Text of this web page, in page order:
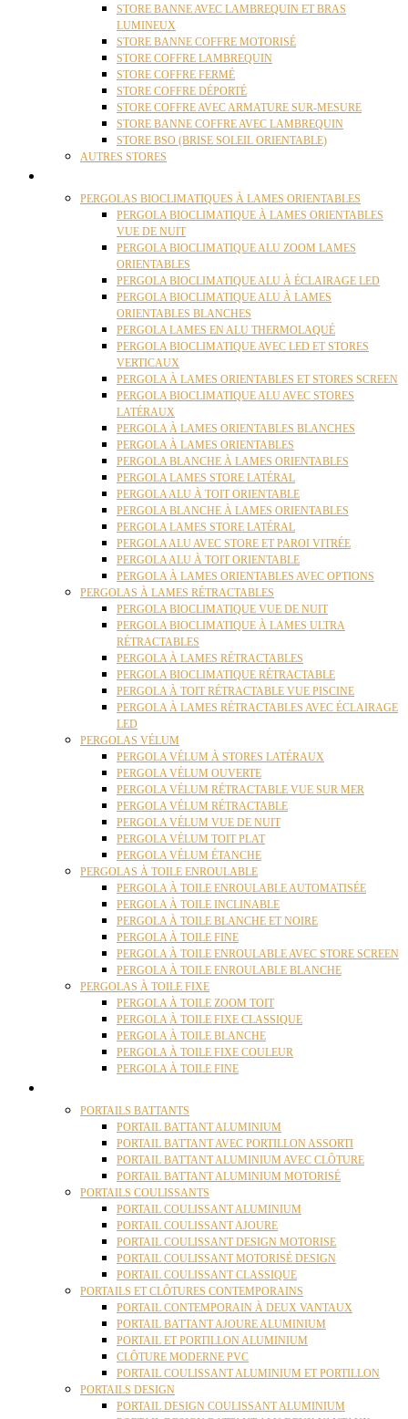
STORE BANNE AVEC LAMBREQUIN ET BRAS
LUMINEUX
STORE BANNE COFFRE MOTORISÉ
STORE COFFRE LAMBREQUIN
STORE COFFRE FERMÉ
STORE COFFRE DÉPORTÉ
STORE COFFRE AVEC ARMATURE SUR-MESURE
STORE BANNE COFFRE AVEC LAMBREQUIN
STORE BSO (BRISE SOLEIL ORIENTABLE)
AUTRES STORES
PERGOLAS BIOCLIMATIQUES À LAMES ORIENTABLES
PERGOLA BIOCLIMATIQUE À LAMES ORIENTABLES
VUE DE NUIT
PERGOLA BIOCLIMATIQUE ALU ZOOM LAMES
ORIENTABLES
PERGOLA BIOCLIMATIQUE ALU À ÉCLAIRAGE LED
PERGOLA BIOCLIMATIQUE ALU À LAMES
ORIENTABLES BLANCHES
PERGOLA LAMES EN ALU THERMOLAQUÉ
PERGOLA BIOCLIMATIQUE AVEC LED ET STORES
VERTICAUX
PERGOLA À LAMES ORIENTABLES ET STORES SCREEN
PERGOLA BIOCLIMATIQUE ALU AVEC STORES
LATÉRAUX
PERGOLA À LAMES ORIENTABLES BLANCHES
PERGOLA À LAMES ORIENTABLES
PERGOLA BLANCHE À LAMES ORIENTABLES
PERGOLA LAMES STORE LATÉRAL
PERGOLA ALU À TOIT ORIENTABLE
PERGOLA BLANCHE À LAMES ORIENTABLES
PERGOLA LAMES STORE LATÉRAL
PERGOLA ALU AVEC STORE ET PAROI VITRÉE
PERGOLA ALU À TOIT ORIENTABLE
PERGOLA À LAMES ORIENTABLES AVEC OPTIONS
PERGOLAS À LAMES RÉTRACTABLES
PERGOLA BIOCLIMATIQUE VUE DE NUIT
PERGOLA BIOCLIMATIQUE À LAMES ULTRA
RÉTRACTABLES
PERGOLA À LAMES RÉTRACTABLES
PERGOLA BIOCLIMATIQUE RÉTRACTABLE
PERGOLA À TOIT RÉTRACTABLE VUE PISCINE
PERGOLA À LAMES RÉTRACTABLES AVEC ÉCLAIRAGE
LED
PERGOLAS VÉLUM
PERGOLA VÉLUM À STORES LATÉRAUX
PERGOLA VÉLUM OUVERTE
PERGOLA VÉLUM RÉTRACTABLE VUE SUR MER
PERGOLA VÉLUM RÉTRACTABLE
PERGOLA VÉLUM VUE DE NUIT
PERGOLA VÉLUM TOIT PLAT
PERGOLA VÉLUM ÉTANCHE
PERGOLAS À TOILE ENROULABLE
PERGOLA À TOILE ENROULABLE AUTOMATISÉE
PERGOLA À TOILE INCLINABLE
PERGOLA À TOILE BLANCHE ET NOIRE
PERGOLA À TOILE FINE
PERGOLA À TOILE ENROULABLE AVEC STORE SCREEN
PERGOLA À TOILE ENROULABLE BLANCHE
PERGOLAS À TOILE FIXE
PERGOLA À TOILE ZOOM TOIT
PERGOLA À TOILE FIXE CLASSIQUE
PERGOLA À TOILE BLANCHE
PERGOLA À TOILE FIXE COULEUR
PERGOLA À TOILE FINE
PORTAILS BATTANTS
PORTAIL BATTANT ALUMINIUM
PORTAIL BATTANT AVEC PORTILLON ASSORTI
PORTAIL BATTANT ALUMINIUM AVEC CLÔTURE
PORTAIL BATTANT ALUMINIUM MOTORISÉ
PORTAILS COULISSANTS
PORTAIL COULISSANT ALUMINIUM
PORTAIL COULISSANT AJOURE
PORTAIL COULISSANT DESIGN MOTORISE
PORTAIL COULISSANT MOTORISÉ DESIGN
PORTAIL COULISSANT CLASSIQUE
PORTAILS ET CLÔTURES CONTEMPORAINS
PORTAIL CONTEMPORAIN À DEUX VANTAUX
PORTAIL BATTANT AJOURE ALUMINIUM
PORTAIL ET PORTILLON ALUMINIUM
CLÔTURE MODERNE PVC
PORTAIL COULISSANT ALUMINIUM ET PORTILLON
PORTAILS DESIGN
PORTAIL DESIGN COULISSANT ALUMINIUM